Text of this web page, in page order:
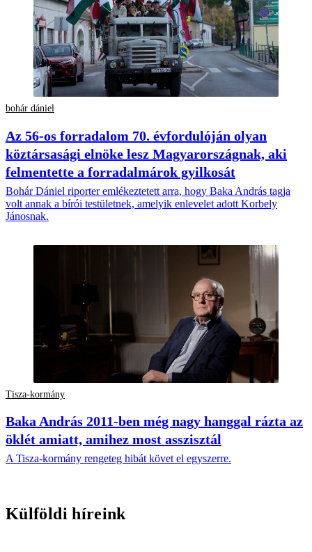
bohár dániel
Az 56-os forradalom 70. évfordulóján olyan
köztársasági elnöke lesz Magyarországnak, aki
felmentette a forradalmárok gyilkosát
Bohár Dániel riporter emlékeztetett arra, hogy Baka András tagja
volt annak a bírói testületnek, amelyik enlevelet adott Korbely
Jánosnak.
Tisza-kormány
Baka András 2011-ben még nagy hanggal rázta az
öklét amiatt, amihez most asszisztál
A Tisza-kormány rengeteg hibát követ el egyszerre.
Külföldi híreink